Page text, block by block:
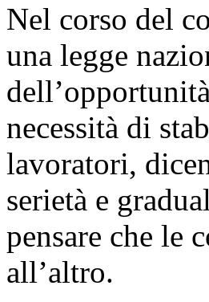
Nel corso del
una legge
necessità di
lavoratori,
serietà e
pensare che le
all’altro.